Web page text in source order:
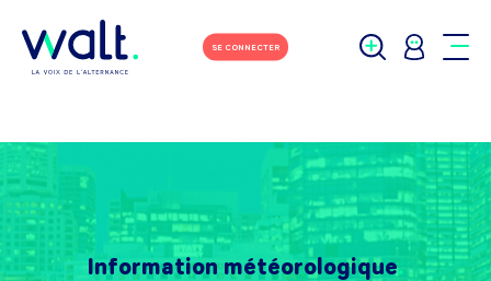
SE CONNECTER
Information météorologique